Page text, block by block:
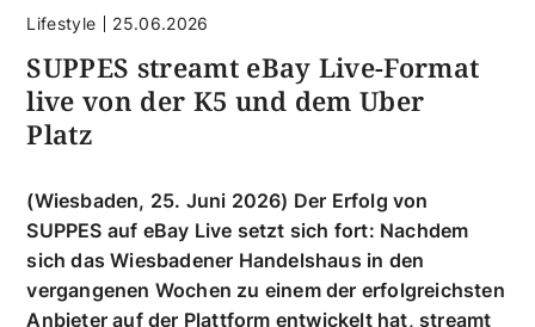
Lifestyle 25.06.2026
SUPPES streamt eBay Live-Format
live von der K5 und dem Uber
Platz
(Wiesbaden, 25. Juni 2026) Der Erfolg von
SUPPES auf eBay Live setzt sich fort: Nachdem